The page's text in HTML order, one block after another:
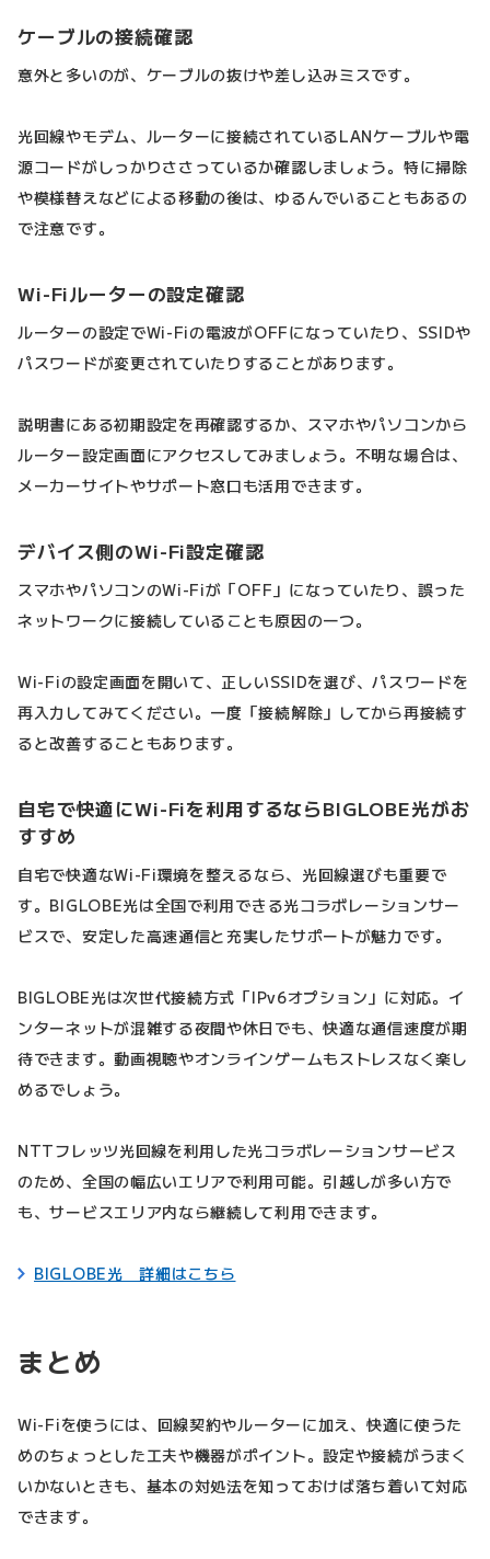
ケーブルの接続確認
意外と多いのが、ケーブルの抜けや差し込みミスです。
光回線やモデム、ルーターに接続されているLANケーブルや電
源コードがしっかりささっているか確認しましょう。特に掃除
や模様替えなどによる移動の後は、ゆるんでいることもあるの
で注意です。
Wi-Fiルーターの設定確認
ルーターの設定でWi-Fiの電波がOFFになっていたり、SSIDや
パスワードが変更されていたりすることがあります。
説明書にある初期設定を再確認するか、スマホやパソコンから
ルーター設定画面にアクセスしてみましょう。不明な場合は、
メーカーサイトやサポート窓口も活用できます。
デバイス側のWi-Fi設定確認
スマホやパソコンのWi-Fiが「OFF」になっていたり、誤った
ネットワークに接続していることも原因の一つ。
Wi-Fiの設定画面を開いて、正しいSSIDを選び、パスワードを
再入力してみてください。一度「接続解除」してから再接続す
ると改善することもあります。
自宅で快適にWi-Fiを利用するならBIGLOBE光がお
すすめ
自宅で快適なWi-Fi環境を整えるなら、光回線選びも重要で
す。BIGLOBE光は全国で利用できる光コラボレーションサー
ビスで、安定した高速通信と充実したサポートが魅力です。
BIGLOBE光は次世代接続方式「IPv6オプション」に対応。イ
ンターネットが混雑する夜間や休日でも、快適な通信速度が期
待できます。動画視聴やオンラインゲームもストレスなく楽し
めるでしょう。
NTTフレッツ光回線を利用した光コラボレーションサービス
のため、全国の幅広いエリアで利用可能。引越しが多い方で
も、サービスエリア内なら継続して利用できます。
BIGLOBE光 詳細はこちら
まとめ
Wi-Fiを使うには、回線契約やルーターに加え、快適に使うた
めのちょっとした工夫や機器がポイント。設定や接続がうまく
いかないときも、基本の対処法を知っておけば落ち着いて対応
できます。